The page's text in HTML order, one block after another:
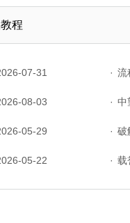
程
07-31 · 流程工
08-03 · 中望
05-29 · 破解
05-22 · 载誉